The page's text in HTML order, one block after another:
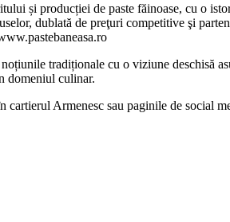
și producției de paste făinoase, cu o
dublată de preţuri competitive şi
tradiționale cu o viziune
domeniul culinar.
cartierul Armenesc sau paginile de social